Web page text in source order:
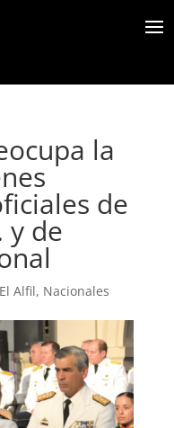
la
de
y de
El Alfil, Nacionales